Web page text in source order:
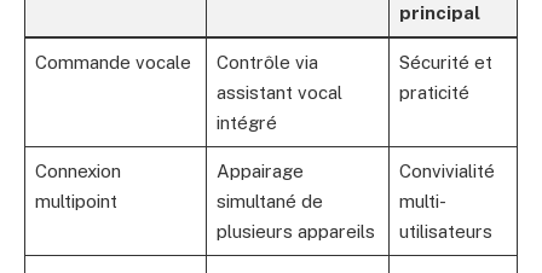
principal
Commande vocale
Contrôle via
assistant vocal
intégré
Sécurité et
praticité
Connexion
multipoint
Appairage
simultané de
plusieurs appareils
Convivialité
multi-
utilisateurs